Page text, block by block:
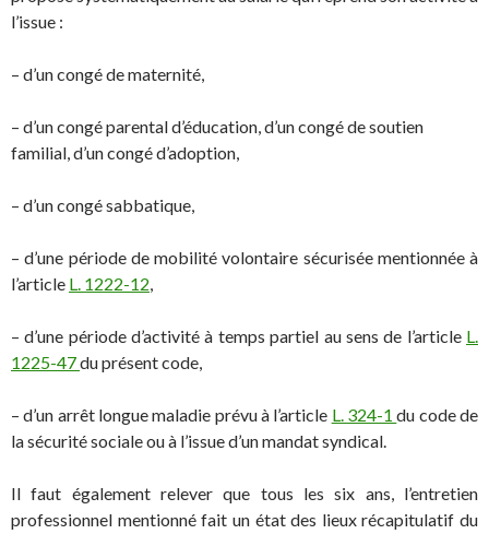
l’issue :
– d’un congé de maternité,
– d’un congé parental d’éducation, d’un congé de soutien
familial, d’un congé d’adoption,
– d’un congé sabbatique,
– d’une période de mobilité volontaire sécurisée mentionnée à
l’article L. 1222-12,
– d’une période d’activité à temps partiel au sens de l’article L.
1225-47du présent code,
– d’un arrêt longue maladie prévu à l’article L. 324-1du code de
la sécurité sociale ou à l’issue d’un mandat syndical.
Il faut également relever que tous les six ans, l’entretien
professionnel mentionné fait un état des lieux récapitulatif du